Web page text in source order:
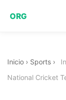
ORG
Inicio › Sports ›
National Cricket